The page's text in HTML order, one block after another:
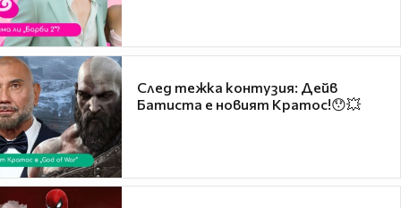
След тежка контузия: Дейв
Батиста е новият Кратос!😯💥